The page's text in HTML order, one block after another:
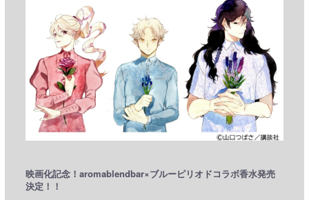
映画化記念！aromablendbar×ブルーピリオドコラボ香水発売
決定！！